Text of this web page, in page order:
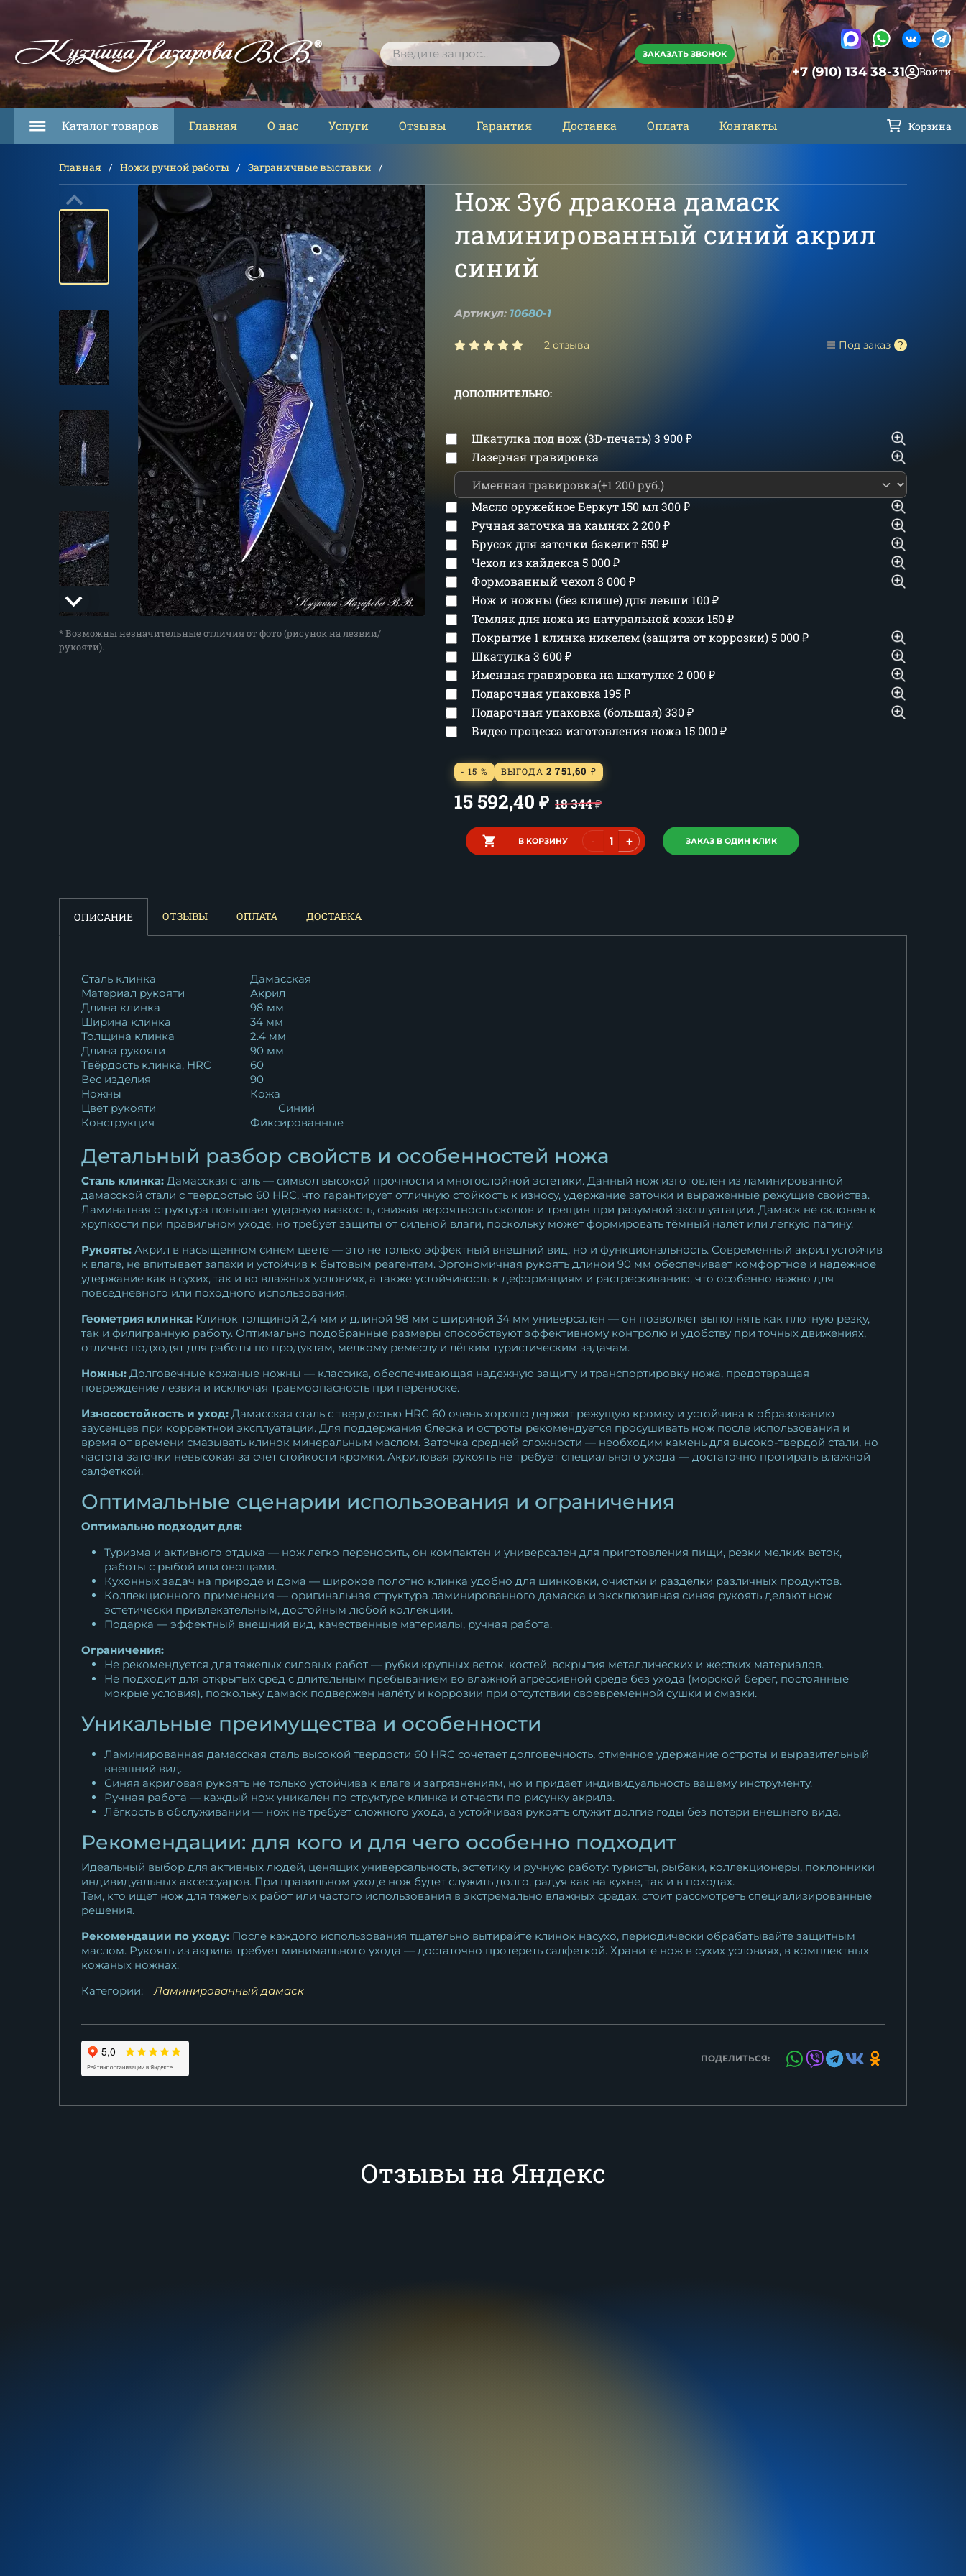
ПОИСК ЗАКАЗАТЬ ЗВОНОК
+7 (910) 134 38-31 Войти
Каталог товаров Главная О нас Услуги Отзывы Гарантия Доставка Оплата Контакты Корзина
Главная Ножи ручной работы Заграничные выставки
* Возможны незначительные отличия от фото (рисунок на лезвии/
рукояти).
Нож Зуб дракона дамаск
ламинированный синий акрил
синий
Артикул: 10680-1
2 отзыва Под заказ
ДОПОЛНИТЕЛЬНО:
Шкатулка под нож (3D-печать)3 900₽
Лазерная гравировка
Масло оружейное Беркут 150 мл300₽
Ручная заточка на камнях2 200₽
Брусок для заточки бакелит550₽
Чехол из кайдекса 5 000₽
Формованный чехол8 000₽
Нож и ножны (без клише) для левши 100₽
Темляк для ножа из натуральной кожи 150₽
Покрытие 1 клинка никелем (защита от коррозии)5 000₽
Шкатулка 3 600₽
Именная гравировка на шкатулке2 000₽
Подарочная упаковка 195₽
Подарочная упаковка (большая)330₽
Видео процесса изготовления ножа 15 000₽
- 15 % ВЫГОДА 2 751,60 ₽
15 592,40 ₽ 18 344₽
В КОРЗИНУ - + ЗАКАЗ В ОДИН КЛИК
ОПИСАНИЕ ОТЗЫВЫ ОПЛАТА ДОСТАВКА
Сталь клинка
Дамасская
Материал рукояти
Акрил
Длина клинка
98 мм
Ширина клинка
34 мм
Толщина клинка
2.4 мм
Длина рукояти
90 мм
Твёрдость клинка, HRC
60
Вес изделия
90
Ножны
Кожа
Цвет рукояти
Синий
Конструкция
Фиксированные
Детальный разбор свойств и особенностей ножа
Сталь клинка: Дамасская сталь — символ высокой прочности и многослойной эстетики. Данный нож изготовлен из ламинированной
дамасской стали с твердостью 60 HRC, что гарантирует отличную стойкость к износу, удержание заточки и выраженные режущие свойства.
Ламинатная структура повышает ударную вязкость, снижая вероятность сколов и трещин при разумной эксплуатации. Дамаск не склонен к
хрупкости при правильном уходе, но требует защиты от сильной влаги, поскольку может формировать тёмный налёт или легкую патину.
Рукоять: Акрил в насыщенном синем цвете — это не только эффектный внешний вид, но и функциональность. Современный акрил устойчив
к влаге, не впитывает запахи и устойчив к бытовым реагентам. Эргономичная рукоять длиной 90 мм обеспечивает комфортное и надежное
удержание как в сухих, так и во влажных условиях, а также устойчивость к деформациям и растрескиванию, что особенно важно для
повседневного или походного использования.
Геометрия клинка: Клинок толщиной 2,4 мм и длиной 98 мм с шириной 34 мм универсален — он позволяет выполнять как плотную резку,
так и филигранную работу. Оптимально подобранные размеры способствуют эффективному контролю и удобству при точных движениях,
отлично подходят для работы по продуктам, мелкому ремеслу и лёгким туристическим задачам.
Ножны: Долговечные кожаные ножны — классика, обеспечивающая надежную защиту и транспортировку ножа, предотвращая
повреждение лезвия и исключая травмоопасность при переноске.
Износостойкость и уход: Дамасская сталь с твердостью HRC 60 очень хорошо держит режущую кромку и устойчива к образованию
заусенцев при корректной эксплуатации. Для поддержания блеска и остроты рекомендуется просушивать нож после использования и
время от времени смазывать клинок минеральным маслом. Заточка средней сложности — необходим камень для высоко-твердой стали, но
частота заточки невысокая за счет стойкости кромки. Акриловая рукоять не требует специального ухода — достаточно протирать влажной
салфеткой.
Оптимальные сценарии использования и ограничения
Оптимально подходит для:
Туризма и активного отдыха — нож легко переносить, он компактен и универсален для приготовления пищи, резки мелких веток,
работы с рыбой или овощами.
Кухонных задач на природе и дома — широкое полотно клинка удобно для шинковки, очистки и разделки различных продуктов.
Коллекционного применения — оригинальная структура ламинированного дамаска и эксклюзивная синяя рукоять делают нож
эстетически привлекательным, достойным любой коллекции.
Подарка — эффектный внешний вид, качественные материалы, ручная работа.
Ограничения:
Не рекомендуется для тяжелых силовых работ — рубки крупных веток, костей, вскрытия металлических и жестких материалов.
Не подходит для открытых сред с длительным пребыванием во влажной агрессивной среде без ухода (морской берег, постоянные
мокрые условия), поскольку дамаск подвержен налёту и коррозии при отсутствии своевременной сушки и смазки.
Уникальные преимущества и особенности
Ламинированная дамасская сталь высокой твердости 60 HRC сочетает долговечность, отменное удержание остроты и выразительный
внешний вид.
Синяя акриловая рукоять не только устойчива к влаге и загрязнениям, но и придает индивидуальность вашему инструменту.
Ручная работа — каждый нож уникален по структуре клинка и отчасти по рисунку акрила.
Лёгкость в обслуживании — нож не требует сложного ухода, а устойчивая рукоять служит долгие годы без потери внешнего вида.
Рекомендации: для кого и для чего особенно подходит
Идеальный выбор для активных людей, ценящих универсальность, эстетику и ручную работу: туристы, рыбаки, коллекционеры, поклонники
индивидуальных аксессуаров. При правильном уходе нож будет служить долго, радуя как на кухне, так и в походах.
Тем, кто ищет нож для тяжелых работ или частого использования в экстремально влажных средах, стоит рассмотреть специализированные
решения.
Рекомендации по уходу: После каждого использования тщательно вытирайте клинок насухо, периодически обрабатывайте защитным
маслом. Рукоять из акрила требует минимального ухода — достаточно протереть салфеткой. Храните нож в сухих условиях, в комплектных
кожаных ножнах.
Категории:
Ламинированный дамаск
ПОДЕЛИТЬСЯ:
Отзывы на Яндекс